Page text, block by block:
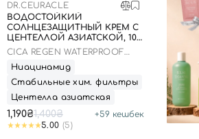
DR.CEURACLE
ВОДОСТОЙКИЙ
СОЛНЦЕЗАЩИТНЫЙ КРЕМ С
ЦЕНТЕЛЛОЙ АЗИАТСКОЙ, 100
МЛ ДО 25.03.2026
CICA REGEN WATERPROOF
SUN SPF50+ PA++++
Ниацинамид
Стабильные хим. фильтры
Центелла азиатская
1,190₴1,400₴ +59 кешбек
5.00 (5)